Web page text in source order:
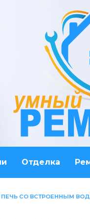
Отделка
ПЕЧЬ СО ВСТРОЕННЫМ